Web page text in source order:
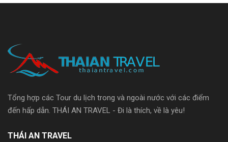
Tổng hợp các Tour du lịch trong và ngoài nước với các điểm
đến hấp dẫn. THÁI AN TRAVEL - Đi là thích, về là yêu!
THÁI AN TRAVEL